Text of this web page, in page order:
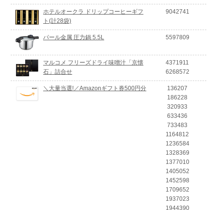
ホテルオークラ ドリップコーヒーギフ
ト(計28袋)
9042741
パール金属 圧力鍋 5.5L 5597809
マルコメ フリーズドライ味噌汁「京懐
石」詰合せ
4371911
6268572
＼大量当選!／Amazonギフト券500円分
136207
186228
320933
633436
733483
1164812
1236584
1328369
1377010
1405052
1452598
1709652
1937023
1944390